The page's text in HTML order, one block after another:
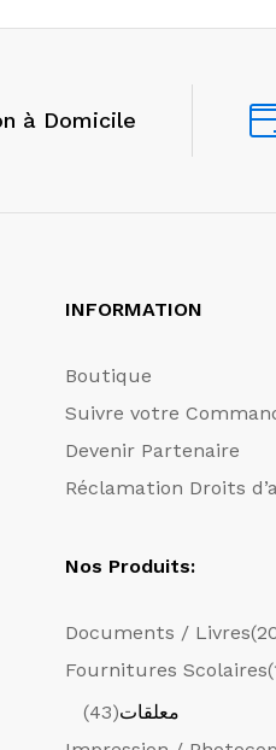
à Domicile
INFORMATION
Boutique
Suivre votre
Devenir Partenaire
Réclamation Droits
Nos Produits:
Documents / Livres
Fournitures Scolaires
معلقات(43)